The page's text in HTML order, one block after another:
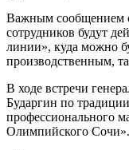
Важным сообщением
сотрудников будут
линии», куда можно
производственным,
В ходе встречи
Бударгин по
профессионального
Олимпийского Сочи».